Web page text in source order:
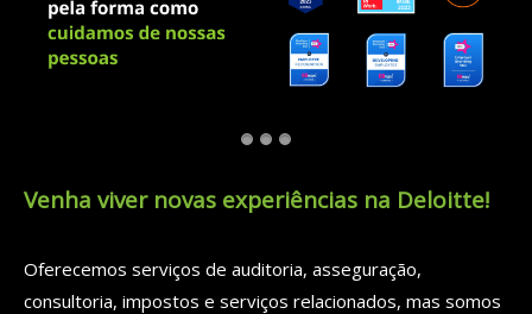
Venha viver novas experiências na Deloitte!
Oferecemos serviços de auditoria, asseguração,
consultoria, impostos e serviços relacionados, mas somos